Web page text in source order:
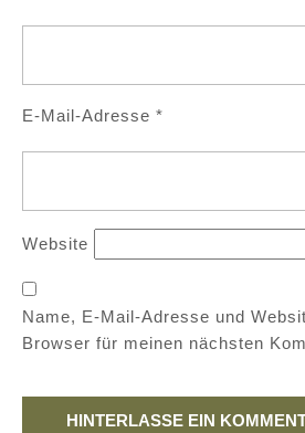
E-Mail-Adresse *
Website
Name, E-Mail-Adresse und
Browser für meinen nächsten